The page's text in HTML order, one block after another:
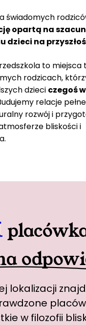
świadomych
opartą na
dzieci na
to miejsca
rodzicach,
dzieci czegoś
relacje
rozwój i
bliskości i
lokalizacji
w filozofii